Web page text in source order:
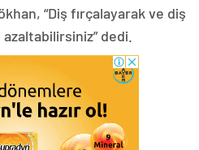
“Diş fırçalayarak ve diş
dedi.